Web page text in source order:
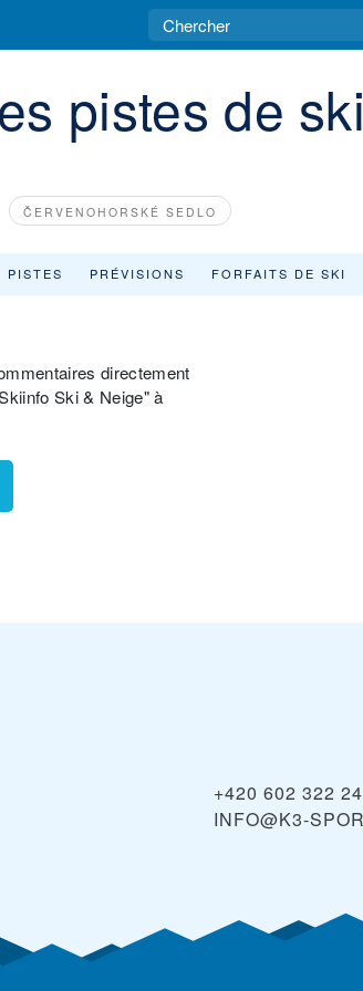
pistes de ski
ČERVENOHORSKÉ SEDLO
PISTES PRÉVISIONS FORFAITS DE SKI
directement
Ski & Neige" à
+420 602 322
INFO@K3-